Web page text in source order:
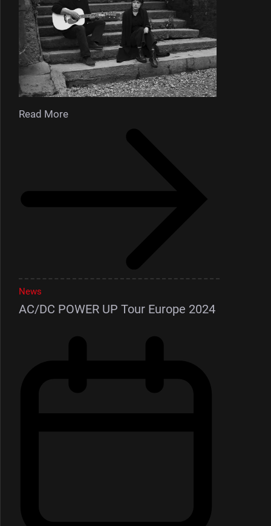
Read More
News
AC/DC POWER UP Tour Europe 2024